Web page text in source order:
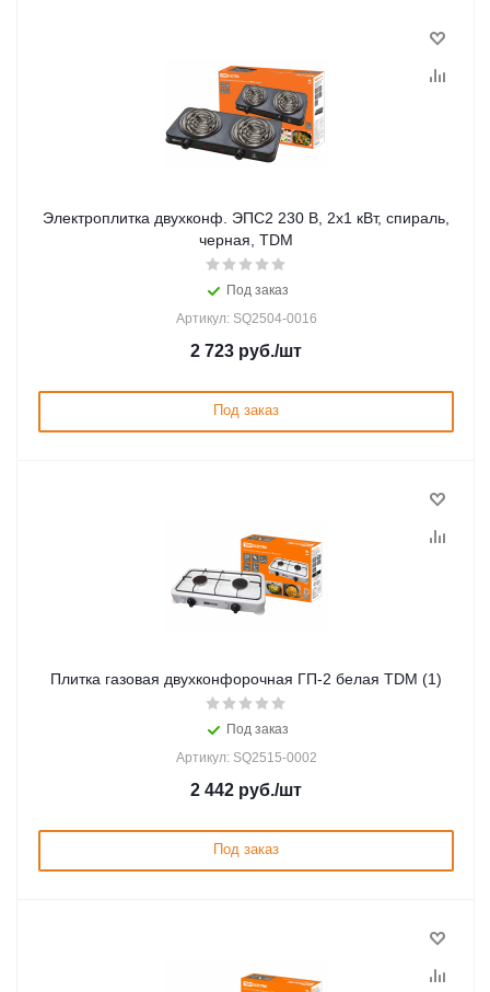
Электроплитка двухконф. ЭПС2 230 В, 2х1 кВт, спираль,
черная, TDM
Под заказ
Артикул: SQ2504-0016
2 723 руб./шт
Под заказ
Плитка газовая двухконфорочная ГП-2 белая TDM (1)
Под заказ
Артикул: SQ2515-0002
2 442 руб./шт
Под заказ